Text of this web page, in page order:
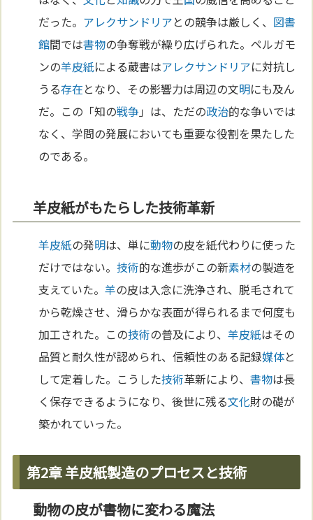
だった。 アレクサンドリアとの競争は厳しく、 図書
館間では書物の争奪戦が繰り広げられた。ペルガモ
ンの羊皮紙による蔵書はアレクサンドリアに対抗し
うる存在となり、その影響力は周辺の文明にも及ん
だ。この「知の戦争」は、ただの政治的な争いでは
なく、学問の発展においても重要な役割を果たした
のである。
羊皮紙がもたらした技術革新
羊皮紙の発明は、単に動物の皮を紙代わりに使った
だけではない。技術的な進歩がこの新素材の製造を
支えていた。羊の皮は入念に洗浄され、脱毛されて
から乾燥させ、滑らかな表面が得られるまで何度も
加工された。この技術の普及により、羊皮紙はその
品質と耐久性が認められ、信頼性のある記録媒体と
して定着した。こうした技術革新により、書物は長
く保存できるようになり、後世に残る文化財の礎が
築かれていった。
第2章 羊皮紙製造のプロセスと技術
動物の皮が書物に変わる魔法